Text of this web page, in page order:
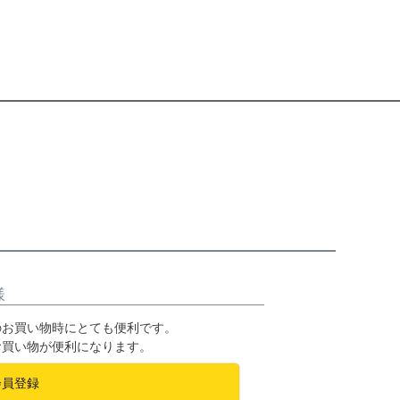
買い物時にとても便利です。
い物が便利になります。
登録